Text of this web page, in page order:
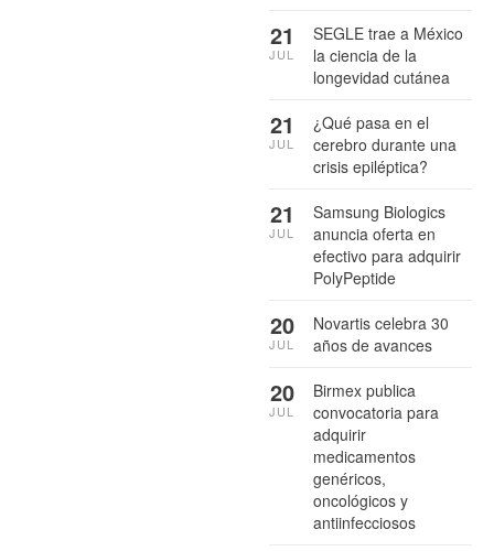
SEGLE trae a México
la ciencia de la
longevidad cutánea
21
JUL
¿Qué pasa en el
cerebro durante una
crisis epiléptica?
21
JUL
Samsung Biologics
anuncia oferta en
efectivo para adquirir
PolyPeptide
21
JUL
Novartis celebra 30
años de avances
20
JUL
Birmex publica
convocatoria para
adquirir
medicamentos
genéricos,
oncológicos y
antiinfecciosos
20
JUL